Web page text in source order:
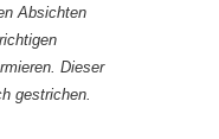
Absichten
Dieser
gestrichen.